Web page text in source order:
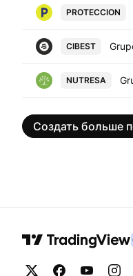
PROTECCION
CIBEST
NUTRESA
Создать больше